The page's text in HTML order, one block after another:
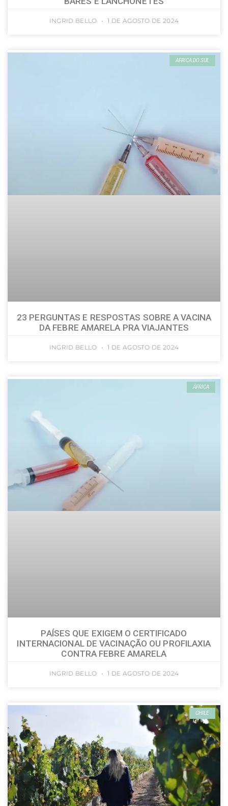
INGRID BELLO 1 DE AGOSTO DE 2024
AFRICA DO SUL
23 PERGUNTAS E RESPOSTAS SOBRE A VACINA
DA FEBRE AMARELA PRA VIAJANTES
INGRID BELLO 1 DE AGOSTO DE 2024
ÁFRICA
PAÍSES QUE EXIGEM O CERTIFICADO
INTERNACIONAL DE VACINAÇÃO OU PROFILAXIA
CONTRA FEBRE AMARELA
INGRID BELLO 1 DE AGOSTO DE 2024
CHILE